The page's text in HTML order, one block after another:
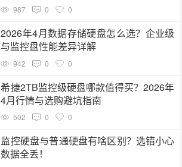
987 0 0
2026年4月数据存储硬盘怎么选？企业级
与监控盘性能差异详解
942 0 0
希捷2TB监控级硬盘哪款值得买？2026年
4月行情与选购避坑指南
502 0 0
监控硬盘与普通硬盘有啥区别？选错小心
数据全丢！